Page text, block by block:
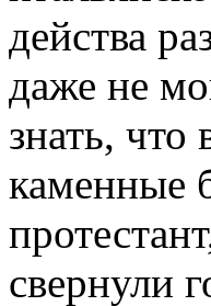
действа
даже не
знать,
каменные
свернули